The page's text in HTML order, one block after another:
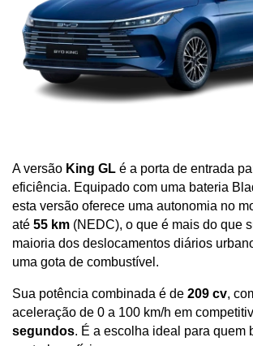
A versão King GL é a porta de entrada
eficiência. Equipado com uma bateria
esta versão oferece uma autonomia no
até 55 km (NEDC), o que é mais do que
maioria dos deslocamentos diários
uma gota de combustível.
Sua potência combinada é de 209 cv,
aceleração de 0 a 100 km/h em
segundos. É a escolha ideal para quem